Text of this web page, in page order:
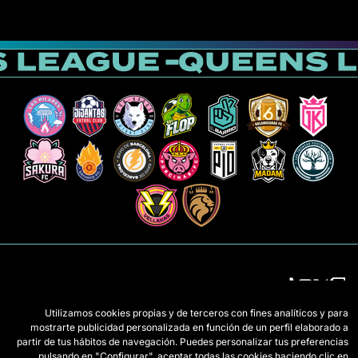
الفرق اللائحة
Utilizamos cookies propias y de terceros con fines analíticos y para
mostrarte publicidad personalizada en función de un perfil elaborado a
partir de tus hábitos de navegación. Puedes personalizar tus preferencias